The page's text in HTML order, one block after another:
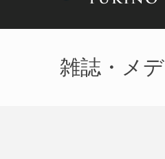
雑誌・メ